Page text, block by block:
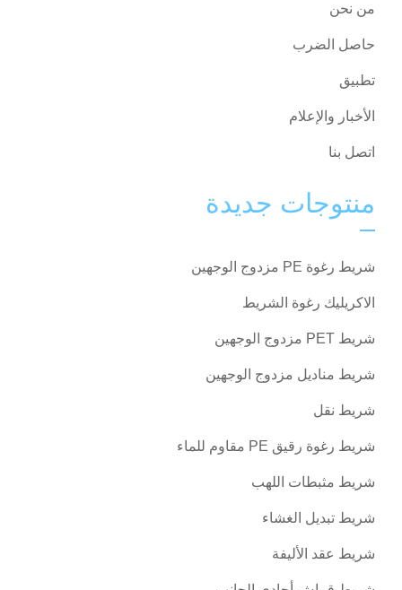
من نحن
حاصل الضرب
تطبيق
الأخبار والإعلام
اتصل بنا
منتوجات جديدة
شريط رغوة PE مزدوج الوجهين
الاكريليك رغوة الشريط
شريط PET مزدوج الوجهين
شريط مناديل مزدوج الوجهين
شريط نقل
شريط رغوة رقيق PE مقاوم للماء
شريط مثبطات اللهب
شريط تبديل الغشاء
شريط عقد الأليفة